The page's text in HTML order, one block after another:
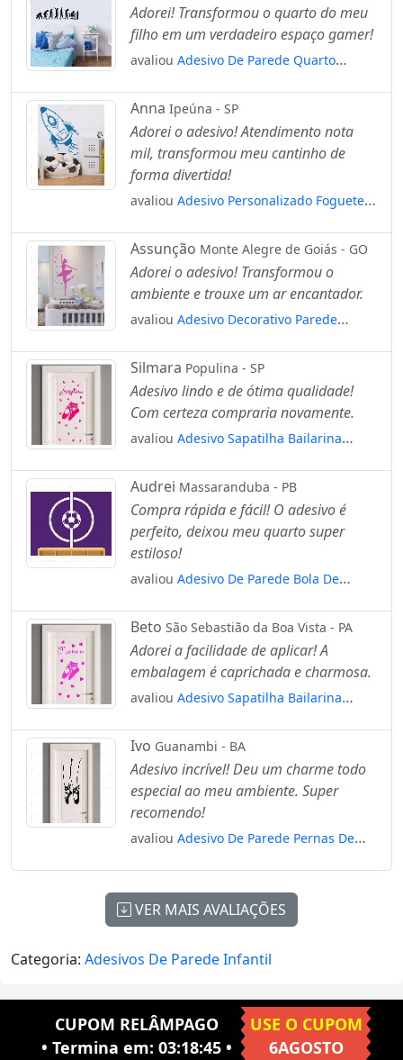
Adorei! Transformou o quarto do meu
filho em um verdadeiro espaço gamer!
avaliou Adesivo De Parede Quarto
Anna Ipeúna - SP
Adorei o adesivo! Atendimento nota
mil, transformou meu cantinho de
forma divertida!
avaliou Adesivo Personalizado Foguete
Assunção Monte Alegre de Goiás - GO
Adorei o adesivo! Transformou o
ambiente e trouxe um ar encantador.
avaliou Adesivo Decorativo Parede
Silmara Populina - SP
Adesivo lindo e de ótima qualidade!
Com certeza compraria novamente.
avaliou Adesivo Sapatilha Bailarina
Mod:4287
Audrei Massaranduba - PB
Compra rápida e fácil! O adesivo é
perfeito, deixou meu quarto super
estiloso!
avaliou Adesivo De Parede Bola De
Mod:4176
Beto São Sebastião da Boa Vista - PA
Adorei a facilidade de aplicar! A
embalagem é caprichada e charmosa.
avaliou Adesivo Sapatilha Bailarina
Mod:4347
Ivo Guanambi - BA
Adesivo incrível! Deu um charme todo
especial ao meu ambiente. Super
recomendo!
avaliou Adesivo De Parede Pernas De
VER MAIS AVALIAÇÕES
Categoria: Adesivos De Parede Infantil
CUPOM RELÂMPAGO
• Termina em: 03:18:44•
USE O CUPOM
6AGOSTO